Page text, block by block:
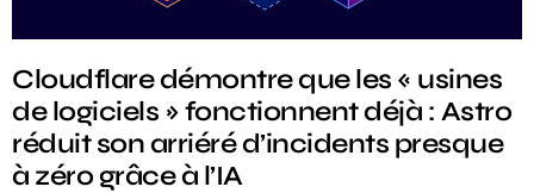
Cloudflare démontre que les « usines
de logiciels » fonctionnent déjà : Astro
réduit son arriéré d’incidents presque
à zéro grâce à l’IA